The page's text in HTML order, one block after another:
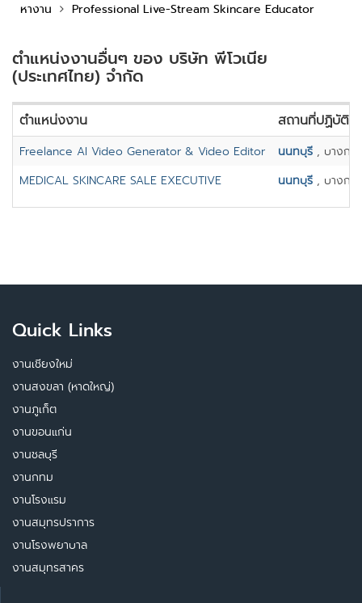
หางาน Professional Live-Stream Skincare Educator
ตำแหน่งงานอื่นๆ ของ บริษัท พีโวเนีย
(ประเทศไทย) จำกัด
ตำแหน่งงาน สถานที่ปฏิบัติง
Freelance AI Video Generator & Video Editor นนทบุรี , บางกร
MEDICAL SKINCARE SALE EXECUTIVE
นนทบุรี , บางกร
Quick Links
งานเชียงใหม่
งานสงขลา (หาดใหญ่)
งานภูเก็ต
งานขอนแก่น
งานชลบุรี
งานกทม
งานโรงแรม
งานสมุทรปราการ
งานโรงพยาบาล
งานสมุทรสาคร